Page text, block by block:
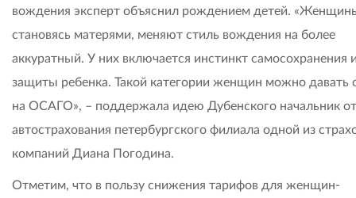
вождения эксперт объяснил рождением детей.
становясь матерями, меняют стиль вождения на более
аккуратный. У них включается инстинкт самосохранения
защиты ребенка. Такой категории женщин можно давать
на ОСАГО», – поддержала идею Дубенского начальник
автострахования петербургского филиала одной из
компаний Диана Погодина.
Отметим, что в пользу снижения тарифов для женщин-